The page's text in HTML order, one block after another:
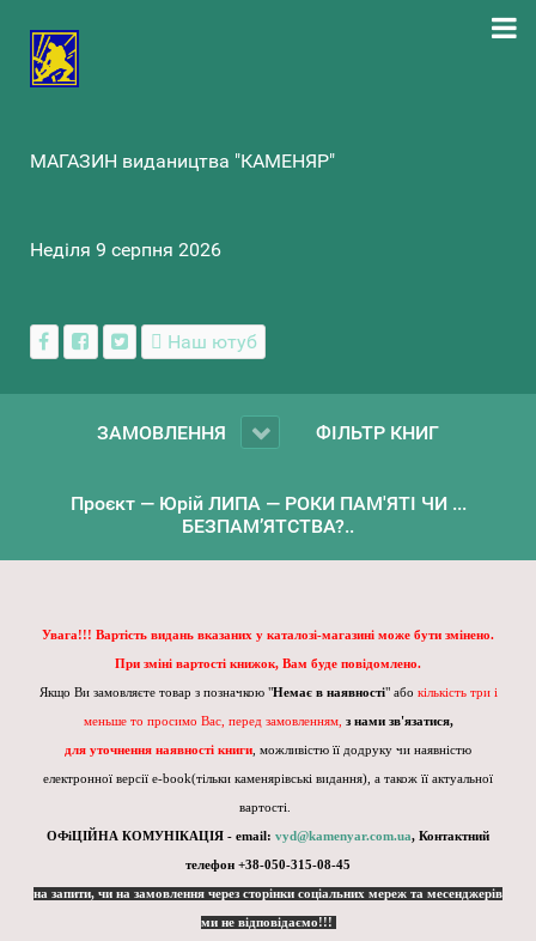
МАГАЗИН видаництва "КАМЕНЯР"
Неділя 9 серпня 2026
Наш ютуб
ЗАМОВЛЕННЯ ФІЛЬТР КНИГ
Проєкт — Юрій ЛИПА — РОКИ ПАМ'ЯТІ ЧИ ...
БЕЗПАМ’ЯТСТВА?..
Увага!!! Вартість видань вказаних у каталозі-магазині може бути змінено.
При зміні вартості книжок, Вам буде повідомлено.
Якщо Ви замовляєте товар з позначкою "Немає в наявності" або кількість три і
меньше то просимо Вас, перед замовленням, з нами зв'язатися,
для уточнення наявності книги , можливістю її додруку чи наявністю
електронної версії e-book(тільки каменярівські видання), а також її актуальної
вартості.
ОФіЦІЙНА КОМУНІКАЦІЯ - email: vyd@kamenyar.com.ua, Контактний
телефон +38-050-315-08-45
на запити, чи на замовлення через сторінки соціальних мереж та месенджерів
ми не відповідаємо!!!